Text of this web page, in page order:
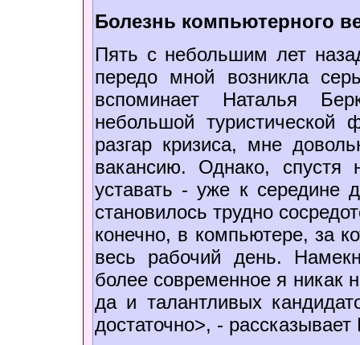
Болезнь компьютерного
Пять с небольшим лет
передо мной возникла
вспоминает Наталья
небольшой
разгар кризиса, мне
вакансию. Однако, спустя
уставать - уже к середине
становилось трудно
конечно, в компьютере, за
весь рабочий день.
более современное я никак
да и талантливых
достаточно>, -